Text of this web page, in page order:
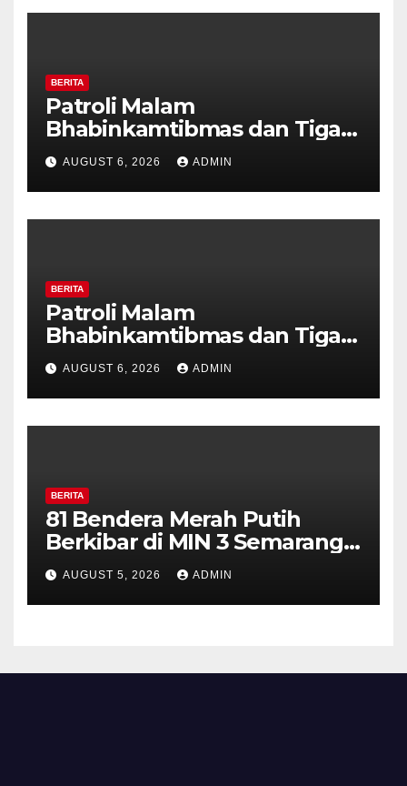
BERITA
Patroli Malam
Bhabinkamtibmas dan Tiga
Pilar Kelurahan Ungaran
Perkuat Kamtibmas, Warga
Diajak Aktifkan Ronda
AUGUST 6, 2026 ADMIN
BERITA
Patroli Malam
Bhabinkamtibmas dan Tiga
Pilar Kelurahan Ungaran
Perkuat Kamtibmas, Warga
Diajak Aktifkan Ronda
AUGUST 6, 2026 ADMIN
BERITA
81 Bendera Merah Putih
Berkibar di MIN 3 Semarang,
Bhabinkamtibmas Desa
Timpik Hadiri Peringatan
HUT ke-81 Kemerdekaan RI
AUGUST 5, 2026 ADMIN